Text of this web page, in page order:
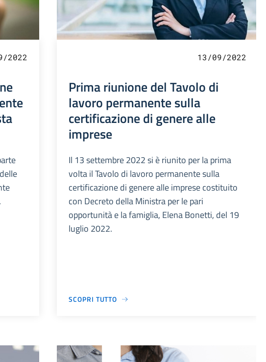
2022 13/09/2022
Prima riunione del Tavolo di
lavoro permanente sulla
certificazione di genere alle
imprese
Il 13 settembre 2022 si è riunito per la prima
volta il Tavolo di lavoro permanente sulla
certificazione di genere alle imprese costituito
con Decreto della Ministra per le pari
opportunità e la famiglia, Elena Bonetti, del 19
luglio 2022.
SCOPRI TUTTO